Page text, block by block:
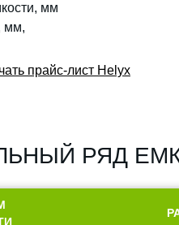
мм
мм,
прайс-лист Helyx
РЯД